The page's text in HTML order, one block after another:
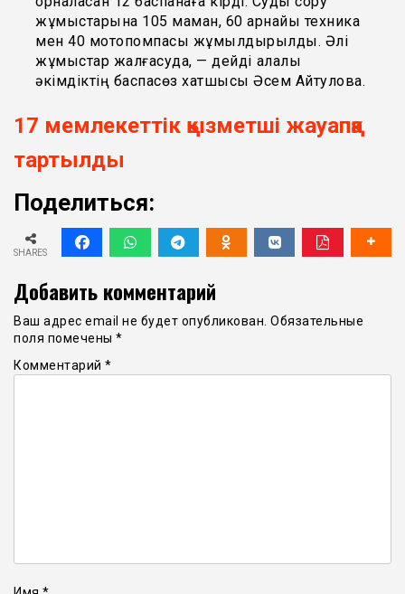
жұмыстарына 105 маман, 60 арнайы техника
мен 40 мотопомпасы жұмылдырылды. Әлі
жұмыстар жалғасуда, — дейді қалалық
әкімдіктің баспасөз хатшысы Әсем Айтулова.
17 мемлекеттік қызметші жауапқа
тартылды
Поделиться:
SHARES
Добавить комментарий
Ваш адрес email не будет опубликован. Обязательные
поля помечены *
Комментарий *